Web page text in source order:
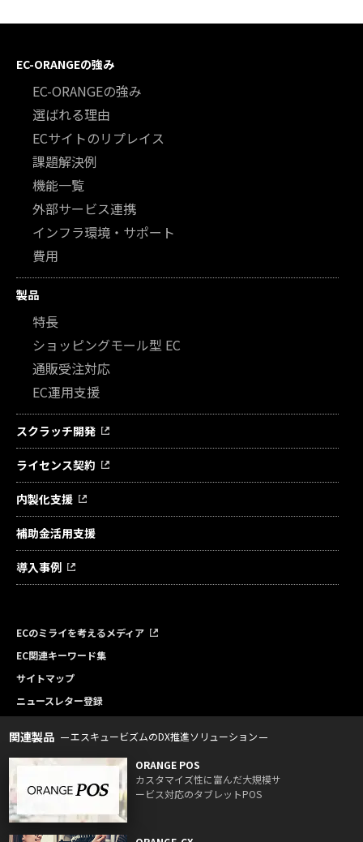
EC-ORANGEの強み
EC-ORANGEの強み
選ばれる理由
ECサイトのリプレイス
課題解決例
機能一覧
外部サービス連携
インフラ環境・サポート
費用
製品
特長
ショッピングモール型 EC
通販受注対応
EC運用支援
スクラッチ開発
ライセンス契約
内製化支援
補助金活用支援
導入事例
ECのミライを考えるメディア
EC関連キーワード集
サイトマップ
ニュースレター登録
関連製品 エスキュービズムのDX推進ソリューション
ORANGE POS
カスタマイズ性に富んだ大規模サ
ービス対応のタブレットPOS